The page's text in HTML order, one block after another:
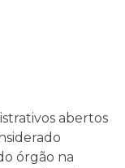
abertos
órgão na